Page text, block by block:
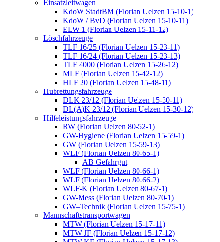
Einsatzleitwagen
KdoW StadtBM (Florian Uelzen 15-10-1)
KdoW / BvD (Florian Uelzen 15-10-11)
ELW 1 (Florian Uelzen 15-11-12)
Löschfahrzeuge
TLF 16/25 (Florian Uelzen 15-23-11)
TLF 16/24 (Florian Uelzen 15-23-13)
TLF 4000 (Florian Uelzen 15-26-12)
MLF (Florian Uelzen 15-42-12)
HLF 20 (Florian Uelzen 15-48-11)
Hubrettungsfahrzeuge
DLK 23/12 (Florian Uelzen 15-30-11)
DL(A)K 23/12 (Florian Uelzen 15-30-12)
Hilfeleistungsfahrzeuge
RW (Florian Uelzen 80-52-1)
GW-Hygiene (Florian Uelzen 15-59-1)
GW (Florian Uelzen 15-59-13)
WLF (Florian Uelzen 80-65-1)
AB Gefahrgut
WLF (Florian Uelzen 80-66-1)
WLF (Florian Uelzen 80-66-2)
WLF-K (Florian Uelzen 80-67-1)
GW-Mess (Florian Uelzen 80-70-1)
GW–Technik (Florian Uelzen 15-75-1)
Mannschaftstransportwagen
MTW (Florian Uelzen 15-17-11)
MTW JF (Florian Uelzen 15-17-12)